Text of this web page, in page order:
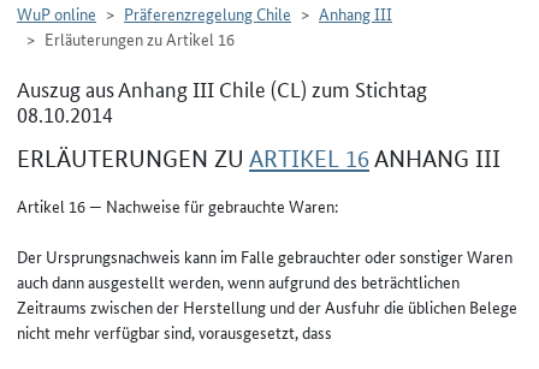
WuP online Präferenzregelung Chile
Anhang III
Erläuterungen zu Artikel 16
Auszug aus Anhang III Chile (CL) zum Stichtag
08.10.2014
ERLÄUTERUNGEN ZU ARTIKEL 16ANHANG III
Artikel 16 — Nachweise für gebrauchte Waren:
Der Ursprungsnachweis kann im Falle gebrauchter oder sonstiger Waren
auch dann ausgestellt werden, wenn aufgrund des beträchtlichen
Zeitraums zwischen der Herstellung und der Ausfuhr die üblichen Belege
nicht mehr verfügbar sind, vorausgesetzt, dass